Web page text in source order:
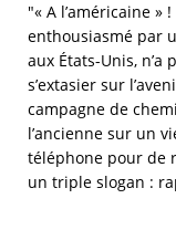
"« A l’américaine »
enthousiasmé par
aux États-Unis,
s’extasier sur
campagne de
l’ancienne sur un
téléphone pour de
un triple slogan :